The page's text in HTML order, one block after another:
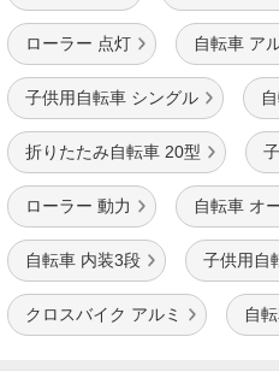
ローラー 点灯 自転車 ア
子供用自転車 シングル
折りたたみ自転車 20型
ローラー 動力 自転車 オ
自転車 内装3段 子供用自
クロスバイク アルミ 自